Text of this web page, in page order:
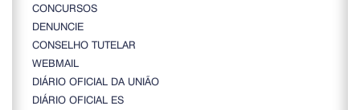
CONCURSOS
DENUNCIE
CONSELHO TUTELAR
WEBMAIL
DIÁRIO OFICIAL DA UNIÃO
DIÁRIO OFICIAL ES